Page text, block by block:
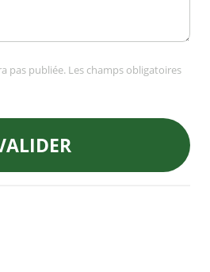
pas publiée. Les champs obligatoires